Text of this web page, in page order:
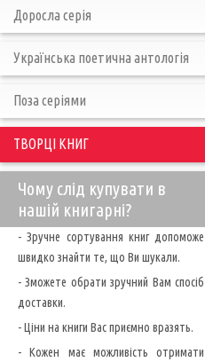
Доросла серія
Українська поетична антологія
Поза серіями
ТВОРЦІ КНИГ
Чому слід купувати в
нашій книгарні?
- Зручне сортування книг допоможе
швидко знайти те, що Ви шукали.
- Зможете обрати зручний Вам спосіб
доставки.
- Ціни на книги Вас приємно вразять.
- Кожен має можливість отримати